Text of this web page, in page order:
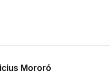
Mororó